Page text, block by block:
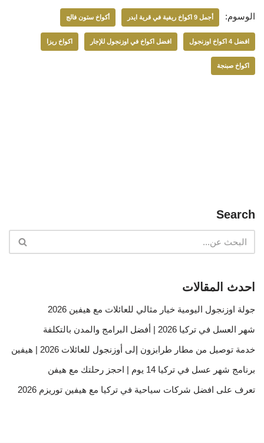
الوسوم: أجمل 9 اكواخ ريفية في قرية ايدر أكواخ ستون فالج
افضل 4 اكواخ اوزنجول افضل اكواخ في اوزنجول للإجار اكواخ ريزا
اكواخ صبنجة
Search
احدث المقالات
جولة اوزنجول اليومية خيار مثالي للعائلات مع هيفين 2026
شهر العسل في تركيا 2026 | أفضل البرامج والمدن بالتكلفة
خدمة توصيل من مطار طرابزون إلى أوزنجول للعائلات 2026 | هيفين
برنامج شهر عسل في تركيا 14 يوم | احجز رحلتك مع هيفن
تعرف على افضل شركات سياحية في تركيا مع هيفين توريزم 2026